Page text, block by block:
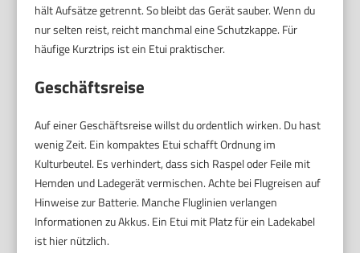
hält Aufsätze getrennt. So bleibt das Gerät sauber. Wenn du
nur selten reist, reicht manchmal eine Schutzkappe. Für
häufige Kurztrips ist ein Etui praktischer.
Geschäftsreise
Auf einer Geschäftsreise willst du ordentlich wirken. Du hast
wenig Zeit. Ein kompaktes Etui schafft Ordnung im
Kulturbeutel. Es verhindert, dass sich Raspel oder Feile mit
Hemden und Ladegerät vermischen. Achte bei Flugreisen auf
Hinweise zur Batterie. Manche Fluglinien verlangen
Informationen zu Akkus. Ein Etui mit Platz für ein Ladekabel
ist hier nützlich.